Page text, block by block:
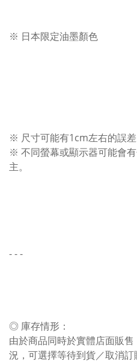
※ 日本限定油墨顏色
※ 尺寸可能有1cm左右的誤差
※ 不同螢幕或顯示器可能會
主。
- - -
◎ 庫存情形：
由於商品同時於實體店面販
況，可選擇等待到貨／取消